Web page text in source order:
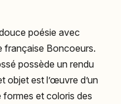
poésie avec
française Boncoeurs.
possède un rendu
objet est l’œuvre d’un
formes et coloris des